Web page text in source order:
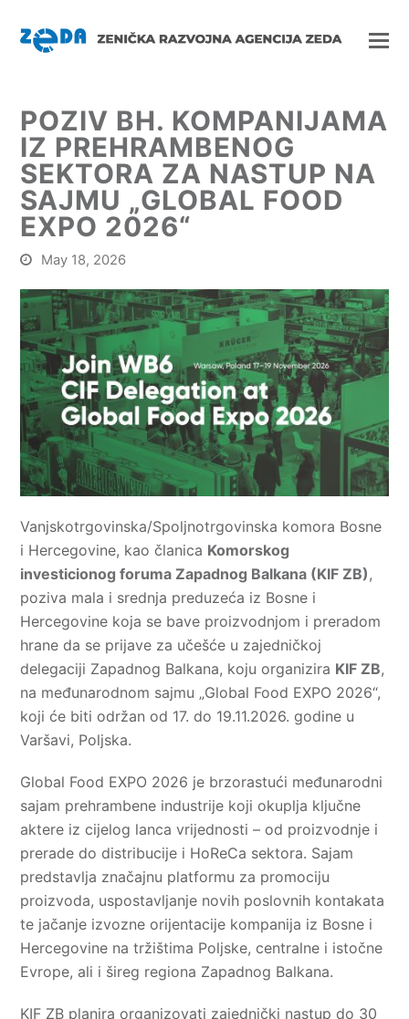
POZIV BH. KOMPANIJAMA
IZ PREHRAMBENOG
SEKTORA ZA NASTUP NA
SAJMU „GLOBAL FOOD
EXPO 2026“
May 18, 2026
Vanjskotrgovinska/Spoljnotrgovinska komora Bosne
i Hercegovine, kao članica Komorskog
investicionog foruma Zapadnog Balkana (KIF ZB),
poziva mala i srednja preduzeća iz Bosne i
Hercegovine koja se bave proizvodnjom i preradom
hrane da se prijave za učešće u zajedničkoj
delegaciji Zapadnog Balkana, koju organizira KIF ZB,
na međunarodnom sajmu „Global Food EXPO 2026“,
koji će biti održan od 17. do 19.11.2026. godine u
Varšavi, Poljska.
Global Food EXPO 2026 je brzorastući međunarodni
sajam prehrambene industrije koji okuplja ključne
aktere iz cijelog lanca vrijednosti – od proizvodnje i
prerade do distribucije i HoReCa sektora. Sajam
predstavlja značajnu platformu za promociju
proizvoda, uspostavljanje novih poslovnih kontakata
te jačanje izvozne orijentacije kompanija iz Bosne i
Hercegovine na tržištima Poljske, centralne i istočne
Evrope, ali i šireg regiona Zapadnog Balkana.
KIF ZB planira organizovati zajednički nastup do 30